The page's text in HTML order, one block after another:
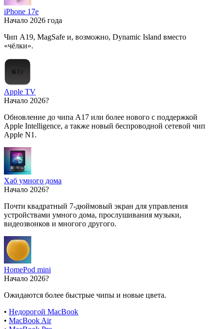
iPhone 17e
Начало 2026 года
Чип A19, MagSafe и, возможно, Dynamic Island вместо
«чёлки».
Apple TV
Начало 2026?
Обновление до чипа A17 или более нового с поддержкой
Apple Intelligence, а также новый беспроводной сетевой чип
Apple N1.
Хаб умного дома
Начало 2026?
Почти квадратный 7-дюймовый экран для управления
устройствами умного дома, прослушивания музыки,
видеозвонков и многого другого.
HomePod mini
Начало 2026?
Ожидаются более быстрые чипы и новые цвета.
• Недорогой MacBook
• MacBook Air